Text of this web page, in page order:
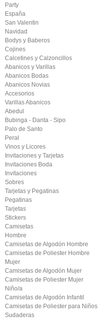
Party
España
San Valentin
Navidad
Bodys y Baberos
Cojines
Calcetines y Calzoncillos
Abanicos y Varillas
Abanicos Bodas
Abanicos Novias
Accesorios
Varillas Abanicos
Abedul
Bubinga - Danta - Sipo
Palo de Santo
Peral
Vinos y Licores
Invitaciones y Tarjetas
Invitaciones Boda
Invitaciones
Sobres
Tarjetas y Pegatinas
Pegatinas
Tarjetas
Stickers
Camisetas
Hombre
Camisetas de Algodón Hombre
Camisetas de Poliester Hombre
Mujer
Camisetas de Algodón Mujer
Camisetas de Poliester Mujer
Niño/a
Camisetas de Algodón Infantil
Camisetas de Poliester para Niños
Sudaderas